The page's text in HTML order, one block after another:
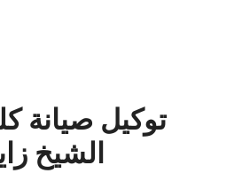
توكيل صيانة
الشيخ